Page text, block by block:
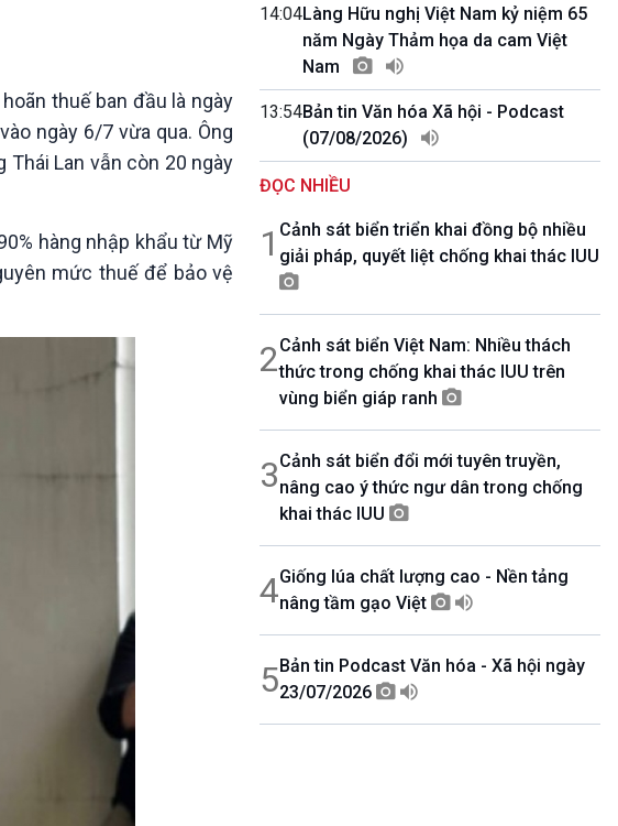
10 phút Sự kiện - Luận bàn
Câu chuyện thời sự
Dòng chảy sự kiện
Đối thoại
Diễn đàn chủ nhật
Chuyện đêm
thuế ban đầu là ngày
ngày 6/7 vừa qua. Ông
Thái Lan vẫn còn 20 ngày
hàng nhập khẩu từ Mỹ
mức thuế để bảo vệ
14:04Làng Hữu nghị Việt Nam kỷ niệm 65
năm Ngày Thảm họa da cam Việt
Nam
13:54Bản tin Văn hóa Xã hội - Podcast
(07/08/2026)
ĐỌC NHIỀU
1 Cảnh sát biển triển khai đồng bộ nhiều
giải pháp, quyết liệt chống khai thác IUU
2Cảnh sát biển Việt Nam: Nhiều thách
thức trong chống khai thác IUU trên
vùng biển giáp ranh
3Cảnh sát biển đổi mới tuyên truyền,
nâng cao ý thức ngư dân trong chống
khai thác IUU
4Giống lúa chất lượng cao - Nền tảng
nâng tầm gạo Việt
5Bản tin Podcast Văn hóa - Xã hội ngày
23/07/2026